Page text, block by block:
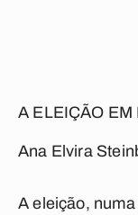
A ELEIÇÃO
Ana Elvira
A eleição,